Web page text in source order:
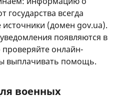
государства всегда
(домен gov.ua).
появляются в
проверяйте онлайн-
выплачивать помощь.
военных